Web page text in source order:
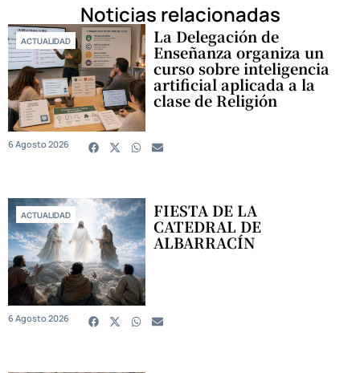
Noticias relacionadas
ACTUALIDAD La Delegación de
Enseñanza organiza un
curso sobre inteligencia
artificial aplicada a la
clase de Religión
6 Agosto 2026
ACTUALIDAD FIESTA DE LA
CATEDRAL DE
ALBARRACÍN
6 Agosto 2026